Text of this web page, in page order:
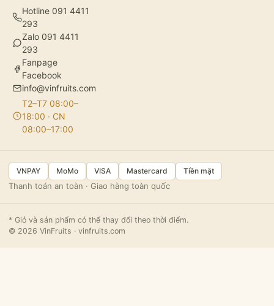
Hotline 091 4411
293
Zalo 091 4411
293
Fanpage
Facebook
info@vinfruits.com
T2–T7 08:00–
18:00 · CN
08:00–17:00
VNPAY MoMo VISA Mastercard Tiền mặt
Thanh toán an toàn · Giao hàng toàn quốc
* Giỏ và sản phẩm có thể thay đổi theo thời điểm.
© 2026 VinFruits · vinfruits.com